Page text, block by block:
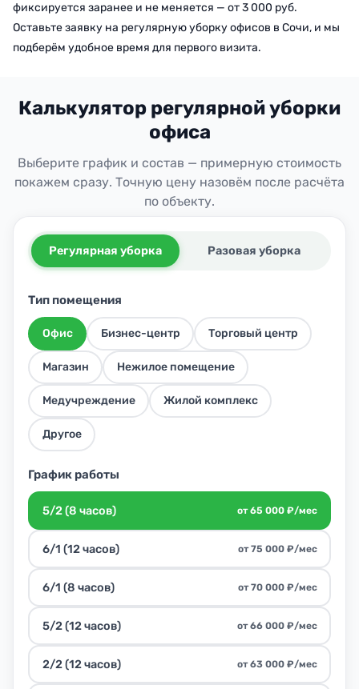
фиксируется заранее и не меняется — от 3 000 руб.
Оставьте заявку на регулярную уборку офисов в Сочи, и мы
подберём удобное время для первого визита.
Калькулятор регулярной уборки
офиса
Выберите график и состав — примерную стоимость
покажем сразу. Точную цену назовём после расчёта
по объекту.
Регулярная уборка Разовая уборка
Тип помещения
Офис Бизнес-центр Торговый центр
Магазин Нежилое помещение
Медучреждение Жилой комплекс
Другое
График работы
5/2 (8 часов) от 65 000 ₽/мес
6/1 (12 часов) от 75 000 ₽/мес
6/1 (8 часов) от 70 000 ₽/мес
5/2 (12 часов) от 66 000 ₽/мес
2/2 (12 часов) от 63 000 ₽/мес